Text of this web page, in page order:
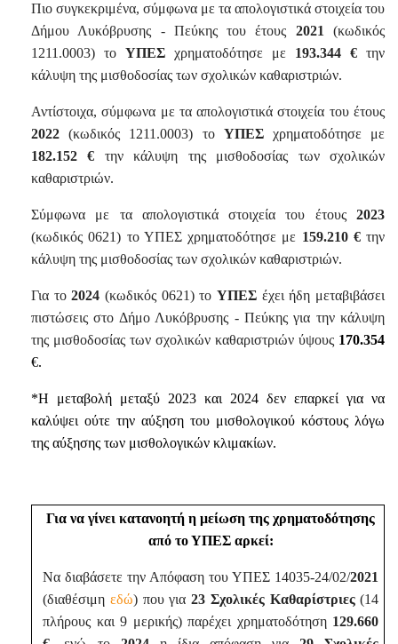
Πιο συγκεκριμένα, σύμφωνα με τα απολογιστικά στοιχεία του
Δήμου Λυκόβρυσης - Πεύκης του έτους 2021
(κωδικός
1211.0003) το ΥΠΕΣ χρηματοδότησε με 193.344 € την
κάλυψη της μισθοδοσίας των σχολικών καθαριστριών.
Αντίστοιχα, σύμφωνα με τα απολογιστικά στοιχεία του έτους
2022 (κωδικός 1211.0003) το ΥΠΕΣχρηματοδότησε με
182.152 € την κάλυψη της μισθοδοσίας των σχολικών
καθαριστριών.
Σύμφωνα με τα απολογιστικά στοιχεία του έτους 2023
(κωδικός 0621) το ΥΠΕΣ χρηματοδότησε με 159.210 €την
κάλυψη της μισθοδοσίας των σχολικών καθαριστριών.
Για το2024 (κωδικός 0621) τοΥΠΕΣ έχει ήδη μεταβιβάσει
πιστώσεις στο Δήμο Λυκόβρυσης - Πεύκης για την κάλυψη
της μισθοδοσίας των σχολικών καθαριστριών ύψους 170.354
€.
*Η μεταβολή μεταξύ 2023 και 2024 δεν επαρκεί για να
καλύψει ούτε την αύξηση του μισθολογικού κόστους λόγω
της αύξησης των μισθολογικών κλιμακίων.
Για να γίνει κατανοητή η μείωση της χρηματοδότησης
από το ΥΠΕΣ αρκεί:
Να διαβάσετε την Απόφαση του ΥΠΕΣ 14035-24/02/2021
(διαθέσιμηεδώ) που για23 Σχολικές Καθαρίστριες(14
πλήρους και 9 μερικής) παρέχει χρηματοδότηση 129.660